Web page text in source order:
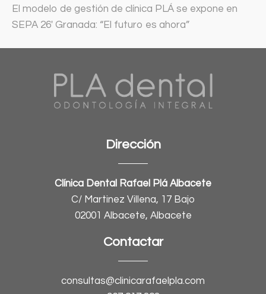
El modelo de gestión de clínica PLÁ se expone en
SEPA 26′ Granada: “El futuro es ahora”
Dirección
Clínica Dental Rafael Plá Albacete
C/ Martinez Villena, 17 Bajo
02001 Albacete, Albacete
Contactar
consultas@clinicarafaelpla.com